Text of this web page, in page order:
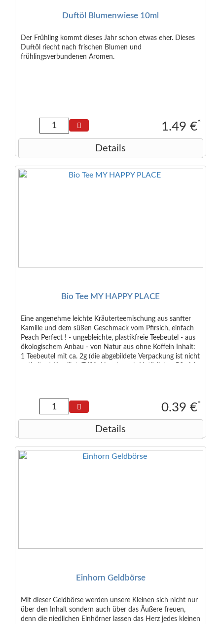
Duftöl Blumenwiese 10ml
Der Frühling kommt dieses Jahr schon etwas eher. Dieses
Duftöl riecht nach frischen Blumen und
frühlingsverbundenen Aromen.
1.49 €*
Details
Bio Tee MY HAPPY PLACE
Eine angenehme leichte Kräuterteemischung aus sanfter
Kamille und dem süßen Geschmack vom Pfirsich, einfach
Peach Perfect ! - ungebleichte, plastikfreie Teebeutel - aus
ökologischem Anbau - von Natur aus ohne Koffein Inhalt:
1 Teebeutel mit ca. 2g (die abgebildete Verpackung ist nicht
0.39 €*
Details
Einhorn Geldbörse
Mit dieser Geldbörse werden unsere Kleinen sich nicht nur
über den Inhalt sondern auch über das Äußere freuen,
denn die niedlichen Einhörner lassen das Herz jedes kleinen